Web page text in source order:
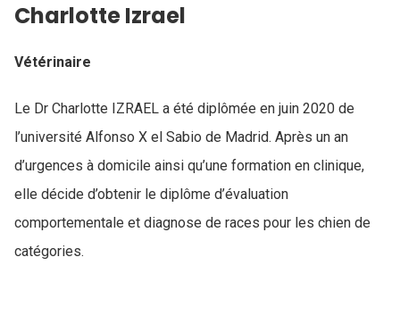
Charlotte Izrael
Vétérinaire
Le Dr Charlotte IZRAEL a été diplômée en juin 2020 de
l’université Alfonso X el Sabio de Madrid. Après un an
d’urgences à domicile ainsi qu’une formation en clinique,
elle décide d’obtenir le diplôme d’évaluation
comportementale et diagnose de races pour les chien de
catégories.